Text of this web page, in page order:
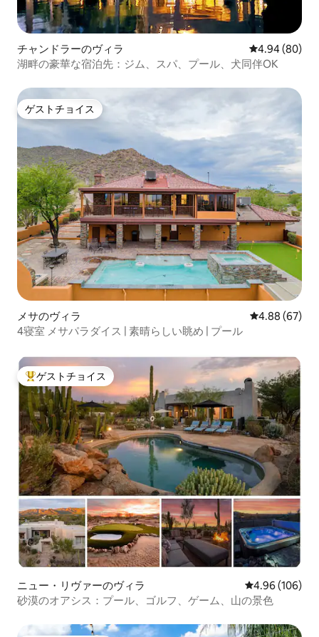
チャンドラーのヴィラ レビュー80件
4.94 (80)
湖畔の豪華な宿泊先：ジム、スパ、プール、犬同伴OK
ゲストチョイス
ゲストチョイス
メサのヴィラ レビュー67
4.88 (67)
4寝室 メサパラダイス | 素晴らしい眺め | プール
大好評のゲストチョイスです。
ゲストチョイス
ニュー・リヴァーのヴィラ レビュー106
4.96 (106)
砂漠のオアシス：プール、ゴルフ、ゲーム、山の景色